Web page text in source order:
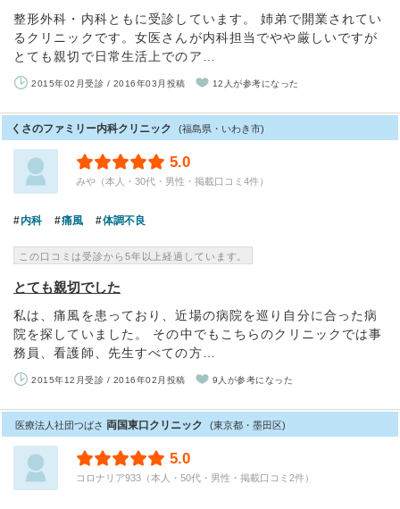
整形外科・内科ともに受診しています。 姉弟で開業されてい
るクリニックです。女医さんが内科担当でやや厳しいですが
とても親切で日常生活上でのア…
2015年02月受診 / 2016年03月投稿 12人が参考になった
くさのファミリー内科クリニック (福島県・いわき市)
5.0
みや（本人・30代・男性・掲載口コミ4件）
内科 痛風 体調不良
この口コミは受診から5年以上経過しています。
とても親切でした
私は、痛風を患っており、近場の病院を巡り自分に合った病
院を探していました。 その中でもこちらのクリニックでは事
務員、看護師、先生すべての方…
2015年12月受診 / 2016年02月投稿 9人が参考になった
医療法人社団つばさ 両国東口クリニック (東京都・墨田区)
5.0
コロナリア933（本人・50代・男性・掲載口コミ2件）